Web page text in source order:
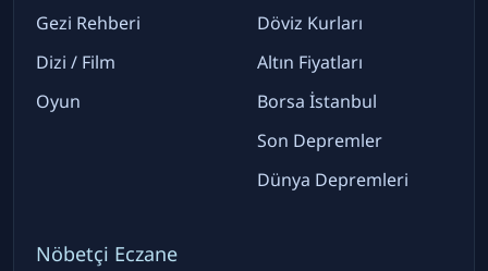
Gezi Rehberi
Dizi / Film
Oyun
Döviz Kurları
Altın Fiyatları
Borsa İstanbul
Son Depremler
Dünya Depremleri
Nöbetçi Eczane